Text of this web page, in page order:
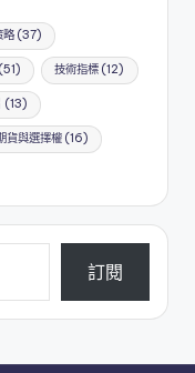
略(37)
技術指標 (12)
(13)
貨與選擇權(16)
訂閱